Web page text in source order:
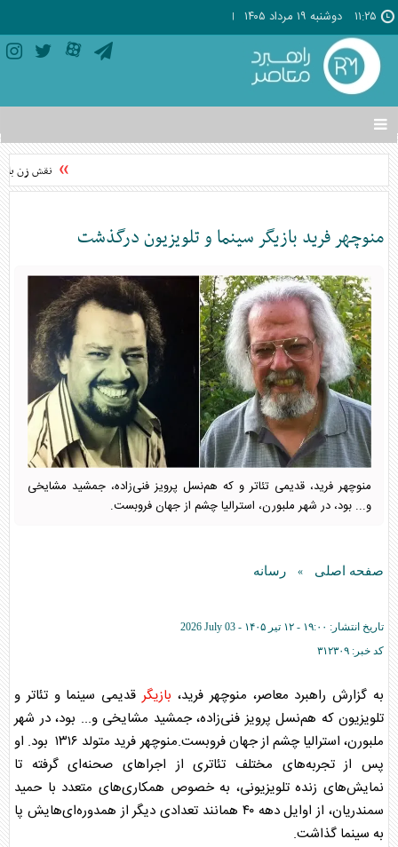
۱۱:۲۵ دوشنبه ۱۹ مرداد ۱۴۰۵
تغییر
وضعیت
منوی
ها
نقش زن
منوچهر فرید بازیگر سینما و تلویزیون درگذشت
منوچهر فرید، قدیمی تئاتر و که هم‌نسل پرویز فنی‌زاده، جمشید مشایخی
و... بود، در شهر ملبورن، استرالیا چشم از جهان فروبست.
صفحه اصلی » رسانه
تاریخ انتشار: ۱۹:۰۰ - ۱۲ تير ۱۴۰۵ -
2026 July 03
کد خبر: ۳۱۲۳۰۹
به گزارش راهبرد معاصر، منوچهر فرید، بازیگرقدیمی سینما و تئاتر و
تلویزیون که هم‌نسل پرویز فنی‌زاده، جمشید مشایخی و... بود، در شهر
ملبورن، استرالیا چشم از جهان فروبست.منوچهر فرید متولد ۱۳۱۶ بود. او
پس از تجربه‌های مختلف تئاتری از اجراهای صحنه‌ای گرفته تا
نمایش‌های زنده تلویزیونی، به خصوص همکاری‌های متعدد با حمید
سمندریان، از اوایل دهه ۴۰ همانند تعدادی دیگر از همدوره‌ای‌هایش پا
به سینما گذاشت.